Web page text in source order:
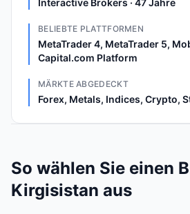
Interactive Brokers · 47 Jahre
BELIEBTE PLATTFORMEN
MetaTrader 4, MetaTrader 5,
Capital.com Platform
MÄRKTE ABGEDECKT
Forex, Metals, Indices, Crypto,
So wählen Sie einen
Kirgisistan aus